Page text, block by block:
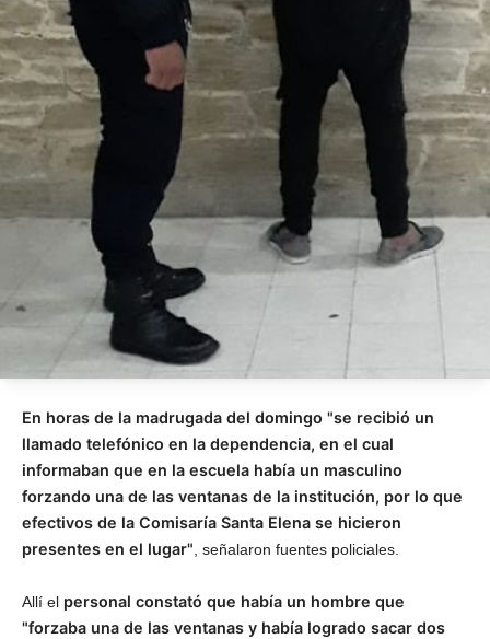
En horas de la madrugada del domingo "se recibió un
llamado telefónico en la dependencia, en el cual
informaban que en la escuela había un masculino
forzando una de las ventanas de la institución, por lo que
efectivos de la Comisaría Santa Elena se hicieron
presentes en el lugar", señalaron fuentes policiales.
Allí el personal constató que había un hombre que
"forzaba una de las ventanas y había logrado sacar dos